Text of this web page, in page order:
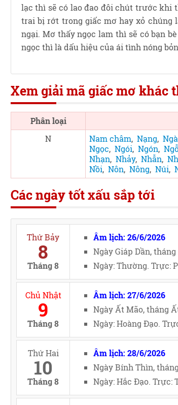
lạc thì sẽ có lao đao đôi chút trước khi
trai bị rớt trong giấc mơ hay xỏ chúng
ngại. Mơ thấy ngọc lam thì sẽ có bạn
ngọc thì là dấu hiệu của ái tình nóng
Xem giải mã giấc mơ khác
Phân loại
N
Nam châm, Nạng, Ngà
Ngọc, Ngói, Ngón,
Nhạn, Nhảy, Nhẫn,
Nồi, Nôn, Nông, Núi,
Các ngày tốt xấu sắp tới
Thứ Bảy
8
Tháng 8
Âm lịch: 26/6/2026
Ngày Giáp Dần,
Ngày: Thường. Trực:
Chủ Nhật
9
Tháng 8
Âm lịch: 27/6/2026
Ngày Ất Mão, tháng
Ngày: Hoàng Đạo.
Thứ Hai
10
Tháng 8
Âm lịch: 28/6/2026
Ngày Bính Thìn,
Ngày: Hắc Đạo. Trực: